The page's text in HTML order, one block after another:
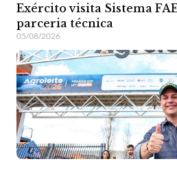
Exército visita Sistema
parceria técnica
05/08/2026